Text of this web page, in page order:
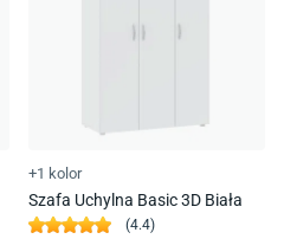
+1 kolor
Szafa Uchylna Basic 3D Biała
(4.4)